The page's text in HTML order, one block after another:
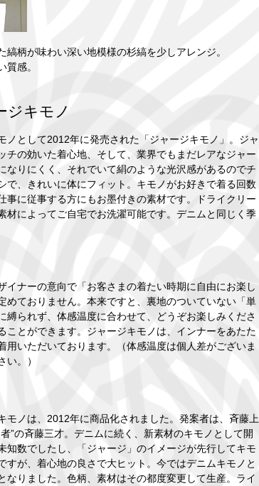
柄が味わい深い地模様の杉縞を少しアレンジ。
質感。
ジキモノ
として2012年に発売された「ジャージキモノ」。ジャ
チの効いた着心地、そして、業界でもまだレアなジャー
なりにくく、それでいて絹のような光沢感があるのでチ
で、きれいに体にフィット。キモノがお好きで着る回数
事に従事する方にもお墨付きの素材です。ドライクリー
材によってご自宅でお洗濯可能です。デニムと同じく季
ナーの意向で「お客さまの着たい時期に自由にお楽し
めておりません。本来ですと、裏地のついていない「単
縛られず、体感温度に合わせて、どうぞお楽しみくださ
ことができます。ジャージキモノは、インナーをあたた
用いただいております。（体感温度は個人差がございま
。）
ノは、2012年に商品化されました。発案者は、斉藤上
”の斉藤三才。デニムに続く、新素材のキモノとして開
知数でしたし、「ジャージ」のイメージが先行してキモ
すが、着心地の良さで大ヒット。今ではデニムキモノと
なりました。色柄、素材はその都度変更して生産。ライ